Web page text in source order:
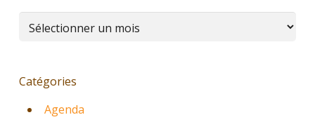
Archives
Catégories
Agenda